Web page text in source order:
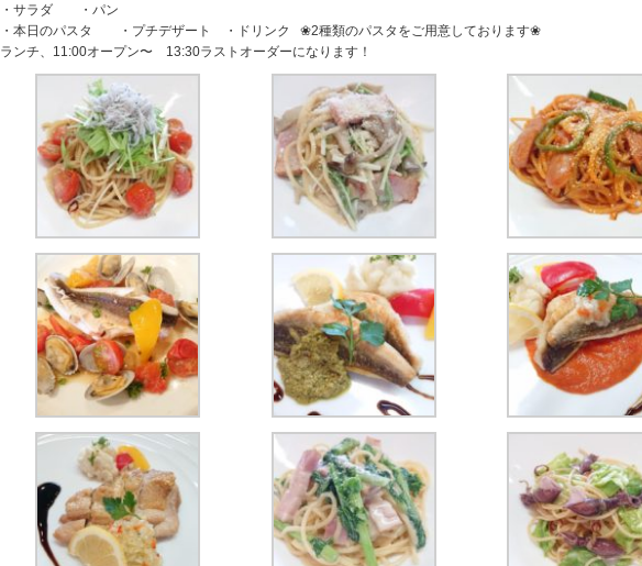
・サラダ ・パン
・本日のパスタ ・プチデザート ・ドリンク ❀2種類のパスタをご用意しております❀
ランチ、11:00オープン〜 13:30ラストオーダーになります！